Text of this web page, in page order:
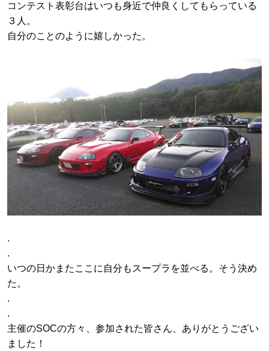
コンテスト表彰台はいつも身近で仲良くしてもらっている
３人。
自分のことのように嬉しかった。
.
.
いつの日かまたここに自分もスープラを並べる。そう決め
た。
.
.
主催のSOCの方々、参加された皆さん、ありがとうござい
ました！